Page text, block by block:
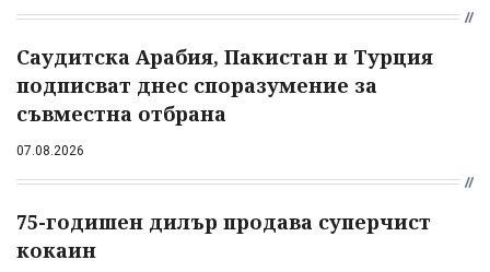
Саудитска Арабия, Пакистан и Турция
подписват днес споразумение за
съвместна отбрана
07.08.2026
75-годишен дилър продава суперчист
кокаин